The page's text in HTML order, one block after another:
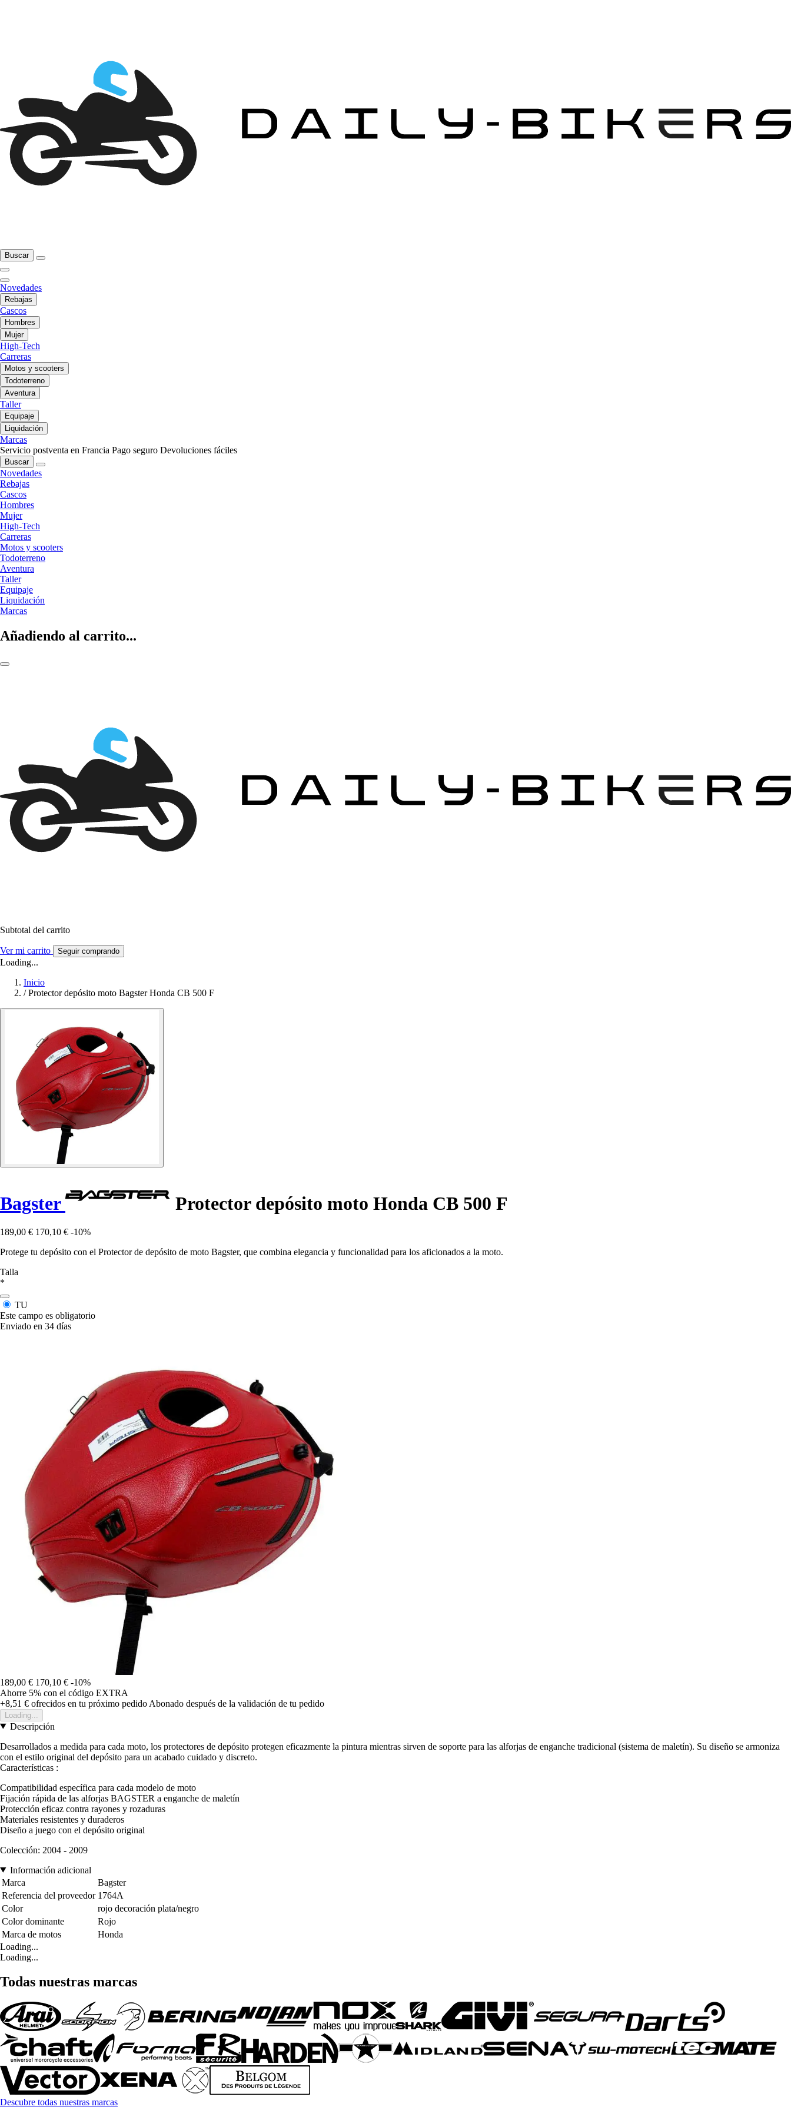
Buscar
Novedades
Rebajas
Cascos
Hombres
Mujer
High-Tech
Carreras
Motos y scooters
Todoterreno
Aventura
Taller
Equipaje
Liquidación
Marcas
Servicio postventa en Francia Pago seguro Devoluciones fáciles
Buscar
Novedades
Rebajas
Cascos
Hombres
Mujer
High-Tech
Carreras
Motos y scooters
Todoterreno
Aventura
Taller
Equipaje
Liquidación
Marcas
Añadiendo al carrito...
Subtotal del carrito
Ver mi carrito Seguir comprando
Loading...
Inicio
/ Protector depósito moto Bagster Honda CB 500 F
Bagster Protector depósito moto Honda CB 500 F
189,00 € 170,10 € -10%
Protege tu depósito con el Protector de depósito de moto Bagster, que combina elegancia y funcionalidad para los aficionados a la moto.
Talla
*
TU
Este campo es obligatorio
Enviado en 34 días
189,00 € 170,10 € -10%
Ahorre 5% con el código EXTRA
+8,51 € ofrecidos en tu próximo pedido Abonado después de la validación de tu pedido
Loading...
Descripción
Desarrollados a medida para cada moto, los protectores de depósito protegen eficazmente la pintura mientras sirven de soporte para las alforjas de enganche tradicional (sistema de maletín). Su diseño se armoniza
con el estilo original del depósito para un acabado cuidado y discreto.
Características :
Compatibilidad específica para cada modelo de moto
Fijación rápida de las alforjas BAGSTER a enganche de maletín
Protección eficaz contra rayones y rozaduras
Materiales resistentes y duraderos
Diseño a juego con el depósito original
Colección: 2004 - 2009
Información adicional
Marca
Bagster
Referencia del proveedor 1764A
Color
rojo decoración plata/negro
Color dominante
Rojo
Marca de motos
Honda
Loading...
Loading...
Todas nuestras marcas
Descubre todas nuestras marcas